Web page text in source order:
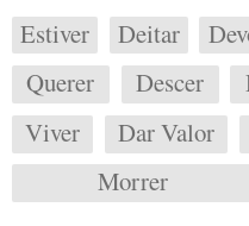
Estiver Deitar
Querer
Descer
Viver
Dar Valor
Morrer